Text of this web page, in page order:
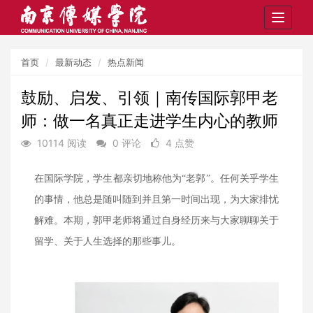
Toggle
首页 最新动态 热点新闻
鼓励、启发、引领｜南传国际郭甲老
师：做一名真正走进学生内心的教师
10114 阅读 0 评论 4 点赞
在国际学院，学生都亲切地称他为“老郭”。任何关乎学生
的事情，他总是随叫随到并且第一时间出现，为大家排忧
解难。本期，郭甲老师将通过自身经历来与大家聊聊关于
留学、关于人生选择的那些事儿。